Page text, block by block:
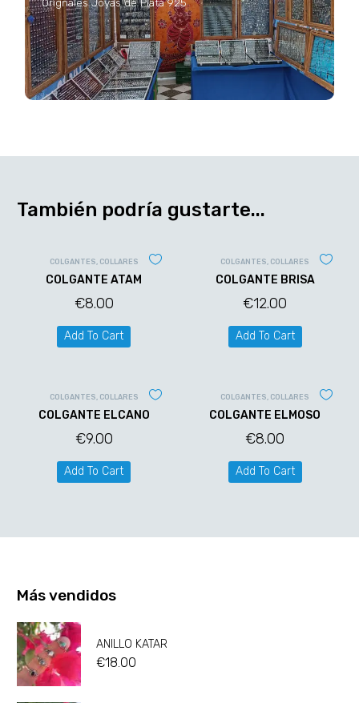
También podría gustarte...
COLGANTES COLLARES
COLGANTE ATAM
€8.00
Add To Cart
COLGANTES COLLARES
COLGANTE BRISA
€12.00
Add To Cart
COLGANTES COLLARES
COLGANTE ELCANO
€9.00
Add To Cart
COLGANTES COLLARES
COLGANTE ELMOSO
€8.00
Add To Cart
Más vendidos
ANILLO KATAR
€18.00